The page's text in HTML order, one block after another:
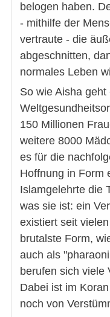
belogen haben.
- mithilfe der
vertraute - die
abgeschnitten,
normales Leben
So wie Aisha geht
150 Millionen
weitere 8000
es für die
Hoffnung in Form
Islamgelehrte die
was sie ist: ein
existiert seit
brutalste Form,
auch als
berufen sich viele
Dabei ist im
noch von